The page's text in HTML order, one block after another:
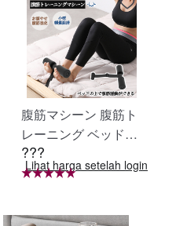
腹筋マシーン 腹筋ト
レーニング ベッド固
定 足固定 腹筋器具
腹筋マシン 足を押さ
レーニング器具 エク
???
Lihat harga setelah login